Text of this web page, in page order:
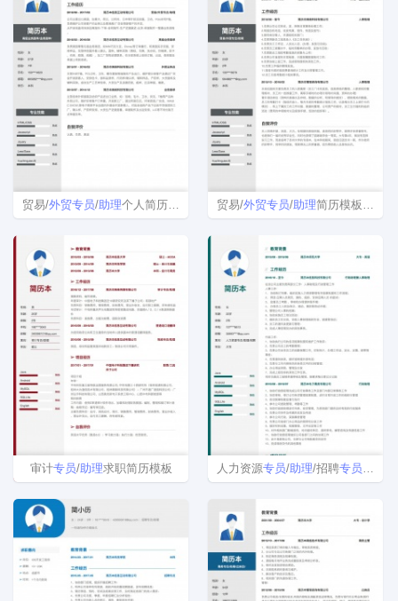
贸易/外贸专员/助理个人简历电子版 贸易/外贸专员/助理简历模板范文
审计专员/助理求职简历模板 人力资源专员/助理/招聘专员/ 助理